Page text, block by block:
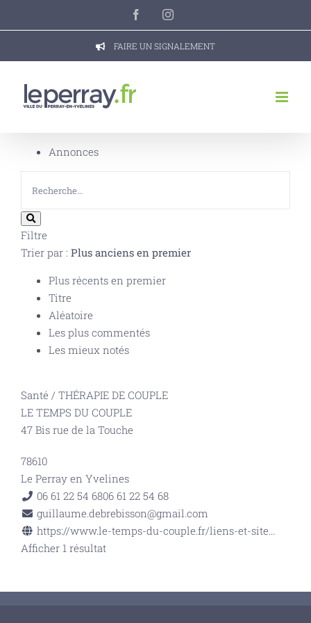
FacebookInstagram
FAIRE UN SIGNALEMENT
Annonces
Filtre
Trier par : Plus anciens en premier
Plus récents en premier
Titre
Aléatoire
Les plus commentés
Les mieux notés
Santé / THÉRAPIE DE COUPLE
LE TEMPS DU COUPLE
47 Bis rue de la Touche
78610
Le Perray en Yvelines
06 61 22 54 6806 61 22 54 68
guillaume.debrebisson@gmail.com
https://www.le-temps-du-couple.fr/liens-et-site...
Afficher 1 résultat